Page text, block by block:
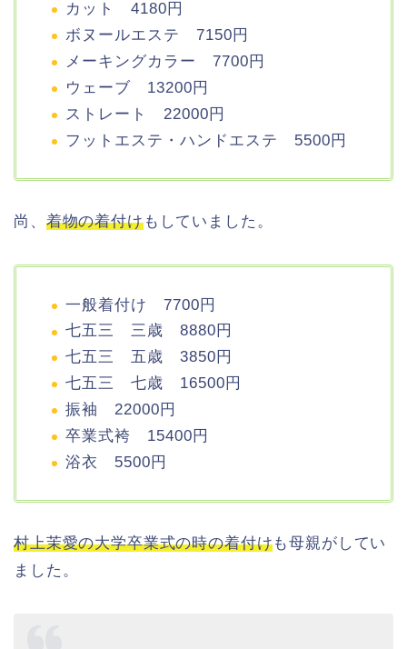
カット 4180円
ボヌールエステ 7150円
メーキングカラー 7700円
ウェーブ 13200円
ストレート 22000円
フットエステ・ハンドエステ 5500円
尚、 着物の着付けもしていました。
一般着付け 7700円
七五三 三歳 8880円
七五三 五歳 3850円
七五三 七歳 16500円
振袖 22000円
卒業式袴 15400円
浴衣 5500円
村上茉愛の大学卒業式の時の着付けも母親がしてい
ました。